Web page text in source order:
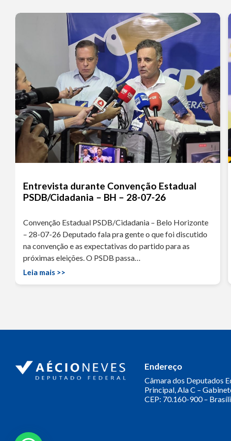
Entrevista durante Convenção Estadual
PSDB/Cidadania – BH – 28-07-26
Convenção Estadual PSDB/Cidadania – Belo Horizonte
– 28-07-26 Deputado fala pra gente o que foi discutido
na convenção e as expectativas do partido para as
próximas eleições. O PSDB passa…
Leia mais >>
Endereço
Câmara dos Deputados
Principal, Ala C –
CEP: 70.160-900 –